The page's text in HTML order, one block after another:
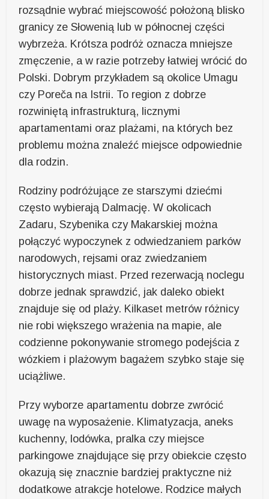
rozsądnie wybrać miejscowość położoną blisko
granicy ze Słowenią lub w północnej części
wybrzeża. Krótsza podróż oznacza mniejsze
zmęczenie, a w razie potrzeby łatwiej wrócić do
Polski. Dobrym przykładem są okolice Umagu
czy Poreča na Istrii. To region z dobrze
rozwiniętą infrastrukturą, licznymi
apartamentami oraz plażami, na których bez
problemu można znaleźć miejsce odpowiednie
dla rodzin.
Rodziny podróżujące ze starszymi dziećmi
często wybierają Dalmację. W okolicach
Zadaru, Szybenika czy Makarskiej można
połączyć wypoczynek z odwiedzaniem parków
narodowych, rejsami oraz zwiedzaniem
historycznych miast. Przed rezerwacją noclegu
dobrze jednak sprawdzić, jak daleko obiekt
znajduje się od plaży. Kilkaset metrów różnicy
nie robi większego wrażenia na mapie, ale
codzienne pokonywanie stromego podejścia z
wózkiem i plażowym bagażem szybko staje się
uciążliwe.
Przy wyborze apartamentu dobrze zwrócić
uwagę na wyposażenie. Klimatyzacja, aneks
kuchenny, lodówka, pralka czy miejsce
parkingowe znajdujące się przy obiekcie często
okazują się znacznie bardziej praktyczne niż
dodatkowe atrakcje hotelowe. Rodzice małych